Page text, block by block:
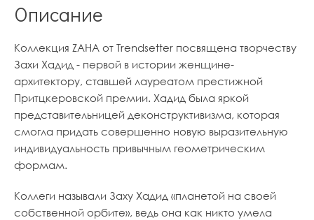
Описание
Коллекция ZAHA от Trendsetter посвящена творчеству
Захи Хадид - первой в истории женщине-
архитектору, ставшей лауреатом престижной
Притцкеровской премии. Хадид была яркой
представительницей деконструктивизма, которая
смогла придать совершенно новую выразительную
индивидуальность привычным геометрическим
формам.
Коллеги называли Заху Хадид «планетой на своей
собственной орбите», ведь она как никто умела